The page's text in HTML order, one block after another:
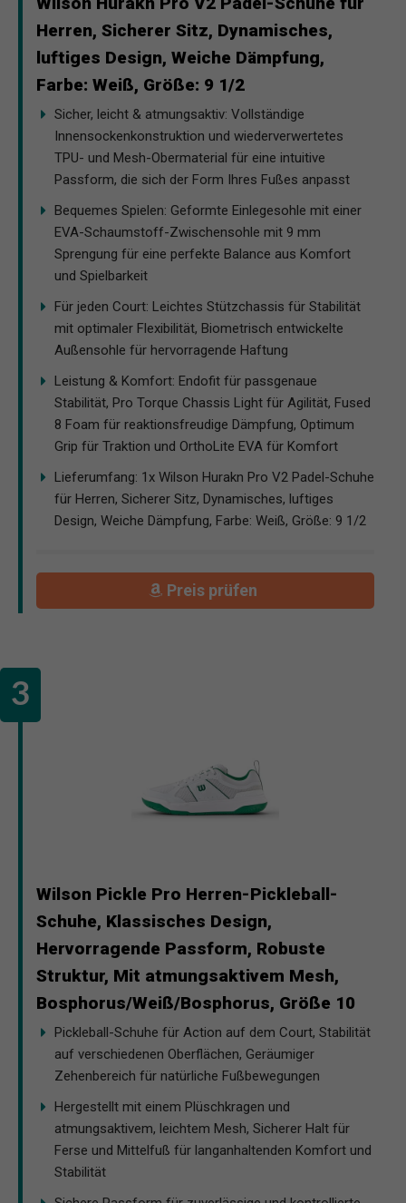
Herren, Sicherer Sitz, Dynamisches,
luftiges Design, Weiche Dämpfung,
Farbe: Weiß, Größe: 9 1/2
Sicher, leicht & atmungsaktiv: Vollständige
Innensockenkonstruktion und wiederverwertetes
TPU- und Mesh-Obermaterial für eine intuitive
Passform, die sich der Form Ihres Fußes anpasst
Bequemes Spielen: Geformte Einlegesohle mit einer
EVA-Schaumstoff-Zwischensohle mit 9 mm
Sprengung für eine perfekte Balance aus Komfort
und Spielbarkeit
Für jeden Court: Leichtes Stützchassis für Stabilität
mit optimaler Flexibilität, Biometrisch entwickelte
Außensohle für hervorragende Haftung
Leistung & Komfort: Endofit für passgenaue
Stabilität, Pro Torque Chassis Light für Agilität, Fused
8 Foam für reaktionsfreudige Dämpfung, Optimum
Grip für Traktion und OrthoLite EVA für Komfort
Lieferumfang: 1x Wilson Hurakn Pro V2 Padel-Schuhe
für Herren, Sicherer Sitz, Dynamisches, luftiges
Design, Weiche Dämpfung, Farbe: Weiß, Größe: 9 1/2
Preis prüfen
Wilson Pickle Pro Herren-Pickleball-
Schuhe, Klassisches Design,
Hervorragende Passform, Robuste
Struktur, Mit atmungsaktivem Mesh,
Bosphorus/Weiß/Bosphorus, Größe 10
Pickleball-Schuhe für Action auf dem Court, Stabilität
auf verschiedenen Oberflächen, Geräumiger
Zehenbereich für natürliche Fußbewegungen
Hergestellt mit einem Plüschkragen und
atmungsaktivem, leichtem Mesh, Sicherer Halt für
Ferse und Mittelfuß für langanhaltenden Komfort und
Stabilität